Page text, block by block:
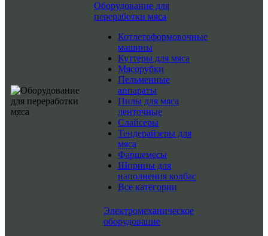
Оборудование для
переработки мяса
Котлетоформовочные
машины
Куттеры для мяса
Мясорубки
Пельменные
аппараты
Пилы для мяса
ленточные
Слайсеры
Тендерайзеры для
мяса
Фаршемесы
Шприцы для
наполнения колбас
Все категории
Электромеханическое
оборудование